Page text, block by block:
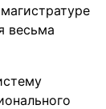
весьма